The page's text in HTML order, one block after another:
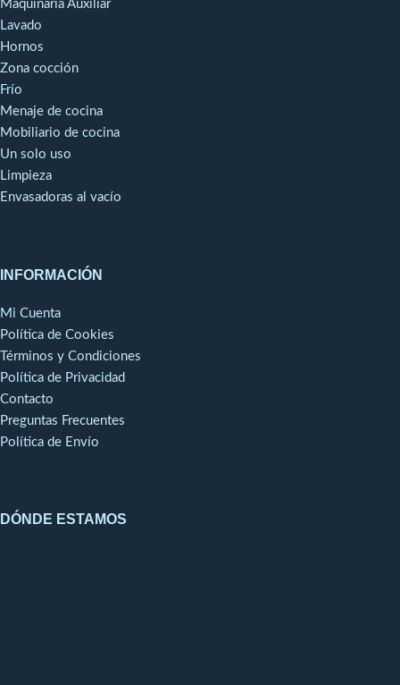
Maquinaria Auxiliar
Lavado
Hornos
Zona cocción
Frío
Menaje de cocina
Mobiliario de cocina
Un solo uso
Limpieza
Envasadoras al vacío
INFORMACIÓN
Mi Cuenta
Política de Cookies
Términos y Condiciones
Política de Privacidad
Contacto
Preguntas Frecuentes
Política de Envío
DÓNDE ESTAMOS